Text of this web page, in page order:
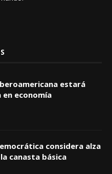
estará
en economía
considera alza
canasta básica